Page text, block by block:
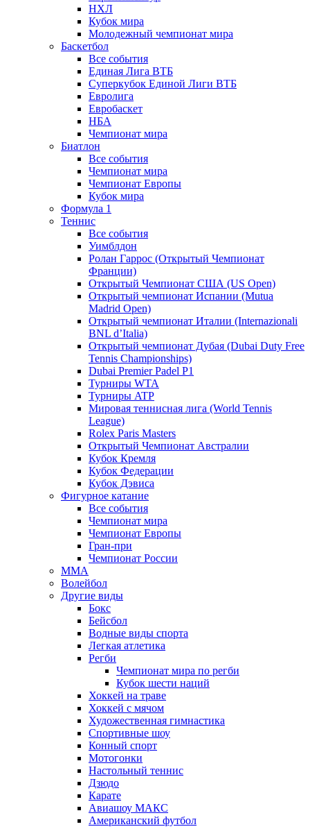
НХЛ
Кубок мира
Молодежный чемпионат мира
Баскетбол
Все события
Единая Лига ВТБ
Суперкубок Единой Лиги ВТБ
Евролига
Евробаскет
НБА
Чемпионат мира
Биатлон
Все события
Чемпионат мира
Чемпионат Европы
Кубок мира
Формула 1
Теннис
Все события
Уимблдон
Ролан Гаррос (Открытый Чемпионат
Франции)
Открытый Чемпионат США (US Open)
Открытый чемпионат Испании (Mutua
Madrid Open)
Открытый чемпионат Италии (Internazionali
BNL d’Italia)
Открытый чемпионат Дубая (Dubai Duty Free
Tennis Championships)
Dubai Premier Padel P1
Турниры WTA
Турниры ATP
Мировая теннисная лига (World Tennis
League)
Rolex Paris Masters
Открытый Чемпионат Австралии
Кубок Кремля
Кубок Федерации
Кубок Дэвиса
Фигурное катание
Все события
Чемпионат мира
Чемпионат Европы
Гран-при
Чемпионат России
MMA
Волейбол
Другие виды
Бокс
Бейсбол
Водные виды спорта
Легкая атлетика
Регби
Чемпионат мира по регби
Кубок шести наций
Хоккей на траве
Хоккей с мячом
Художественная гимнастика
Спортивные шоу
Конный спорт
Мотогонки
Настольный теннис
Дзюдо
Карате
Авиашоу МАКС
Американский футбол